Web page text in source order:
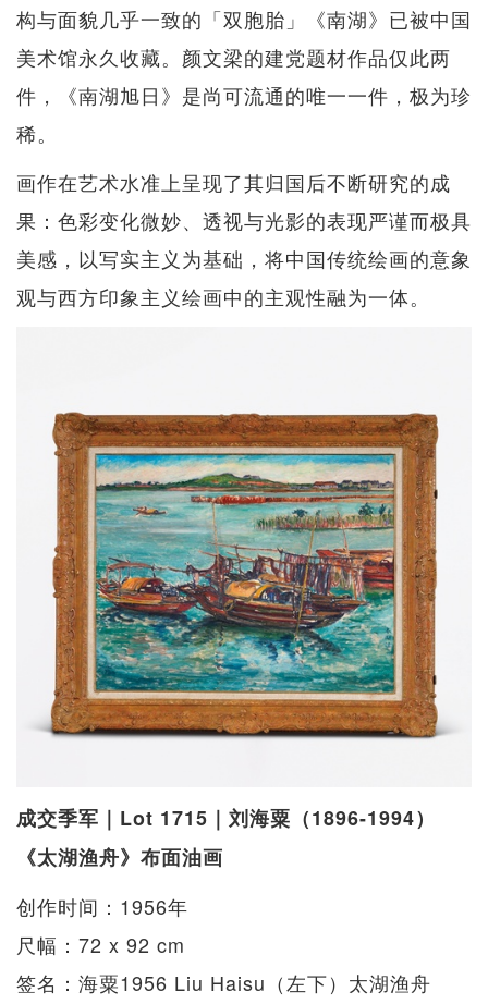
构与面貌几乎一致的「双胞胎」《南湖》已被中国
美术馆永久收藏。颜文梁的建党题材作品仅此两
件，《南湖旭日》是尚可流通的唯一一件，极为珍
稀。
画作在艺术水准上呈现了其归国后不断研究的成
果：色彩变化微妙、透视与光影的表现严谨而极具
美感，以写实主义为基础，将中国传统绘画的意象
观与西方印象主义绘画中的主观性融为一体。
成交季军｜Lot 1715｜刘海粟（1896-1994）
《太湖渔舟》布面油画
创作时间：1956年
尺幅：72 x 92 cm
签名：海粟1956 Liu Haisu（左下）太湖渔舟